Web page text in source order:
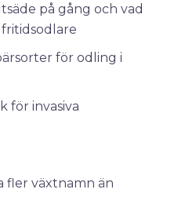
på gång och vad
för odling i
för invasiva
fler växtnamn än